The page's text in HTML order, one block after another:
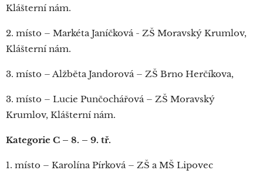
Klášterní nám.
2. místo – Markéta Janíčková - ZŠ Moravský Krumlov,
Klášterní nám.
3. místo – Alžběta Jandorová – ZŠ Brno Herčíkova,
3. místo – Lucie Punčochářová – ZŠ Moravský
Krumlov, Klášterní nám.
Kategorie C – 8. – 9. tř.
1. místo – Karolína Pírková – ZŠ a MŠ Lipovec